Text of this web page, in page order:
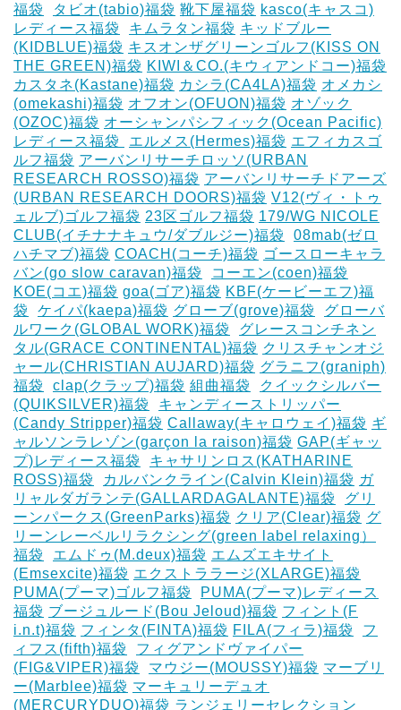
福袋
タビオ(tabio)福袋 靴下屋福袋 kasco(キャスコ)
レディース福袋
キムラタン福袋 キッドブルー
(KIDBLUE)福袋 キスオンザグリーンゴルフ(KISS ON
THE GREEN)福袋 KIWI＆CO.(キウィアンドコー)福袋
カスタネ(Kastane)福袋 カシラ(CA4LA)福袋 ‎オメカシ
(omekashi)福袋 オフオン(OFUON)福袋 オゾック
(OZOC)福袋 オーシャンパシフィック(Ocean Pacific)
レディース福袋 ‎
エルメス(Hermes)福袋 エフィカスゴ
ルフ福袋 アーバンリサーチロッソ(URBAN
RESEARCH ROSSO)福袋 アーバンリサーチドアーズ
(URBAN RESEARCH DOORS)福袋 V12(ヴィ・トゥ
ェルブ)ゴルフ福袋 23区ゴルフ福袋 179/WG NICOLE
CLUB(イチナナキュウ/ダブルジー)福袋
08mab(ゼロ
ハチマブ)福袋 COACH(コーチ)福袋 ゴースローキャラ
バン(go slow caravan)福袋
コーエン(coen)福袋
KOE(コエ)福袋 goa(ゴア)福袋 KBF(ケービーエフ)福
袋
ケイパ(kaepa)福袋 グローブ(grove)福袋
グローバ
ルワーク(GLOBAL WORK)福袋
グレースコンチネン
タル(GRACE CONTINENTAL)福袋 クリスチャンオジ
ャール(CHRISTIAN AUJARD)福袋 グラニフ(graniph)
福袋
clap(クラップ)福袋 組曲福袋
クイックシルバー
(QUIKSILVER)福袋
キャンディーストリッパー
(Candy Stripper)福袋 Callaway(キャロウェイ)福袋 ギ
ャルソンラレゾン(garçon la raison)福袋 GAP(ギャッ
プ)レディース福袋
キャサリンロス(KATHARINE
ROSS)福袋
カルバンクライン(Calvin Klein)福袋 ガ
リャルダガランテ(GALLARDAGALANTE)福袋
グリ
ーンパークス(GreenParks)福袋 クリア(Clear)福袋 グ
リーンレーベルリラクシング(green label relaxing）
福袋
エムドゥ(M.deux)福袋 エムズエキサイト
(Emsexcite)福袋 エクストララージ(XLARGE)福袋
PUMA(プーマ)ゴルフ福袋
PUMA(プーマ)レディース
福袋 ブージュルード(Bou Jeloud)福袋 フィント(F
i.n.t)福袋 フィンタ(FINTA)福袋 ‎FILA(フィラ)福袋
フ
ィフス(fifth)福袋
フィグアンドヴァイパー
(FIG&VIPER)福袋
マウジー(MOUSSY)福袋 マーブリ
ー(Marblee)福袋 マーキュリーデュオ
(MERCURYDUO)福袋 ランジェリーセレクション